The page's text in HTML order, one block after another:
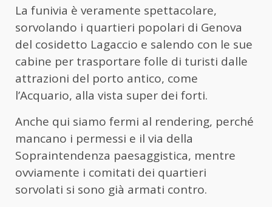
La funivia è veramente spettacolare,
sorvolando i quartieri popolari di Genova
del cosidetto Lagaccio e salendo con le sue
cabine per trasportare folle di turisti dalle
attrazioni del porto antico, come
l’Acquario, alla vista super dei forti.
Anche qui siamo fermi al rendering, perché
mancano i permessi e il via della
Sopraintendenza paesaggistica, mentre
ovviamente i comitati dei quartieri
sorvolati si sono già armati contro.